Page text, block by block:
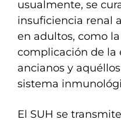
usualmente, se
insuficiencia renal
en adultos, como
complicación de la
ancianos y
sistema
El SUH se